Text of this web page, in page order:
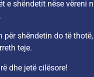
e shëndetit nëse vëreni
për shëndetin do të
teje.
dhe jetë cilësore!